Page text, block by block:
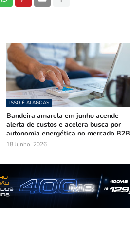
ISSO É ALAGOAS
Bandeira amarela em junho acende
alerta de custos e acelera busca por
autonomia energética no mercado B2B
18 Junho, 2026